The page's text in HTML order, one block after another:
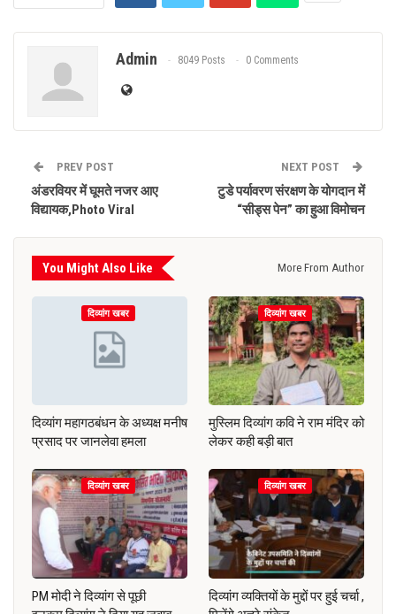
Admin 8049 Posts 0 Comments
PREV POST
अंडरवियर में घूमते नजर आए
विद्यायक,Photo Viral
NEXT POST
टुडे पर्यावरण संरक्षण के योगदान में
“सीड्स पेन” का हुआ विमोचन
You Might Also Like More From Author
दिव्यांग खबर
दिव्यांग महागठबंधन के अध्यक्ष मनीष
प्रसाद पर जानलेवा हमला
दिव्यांग खबर
मुस्लिम दिव्यांग कवि ने राम मंदिर को
लेकर कही बड़ी बात
दिव्यांग खबर
PM मोदी ने दिव्यांग से पूछी
दिव्यांग खबर
दिव्यांग व्यक्तियों के मुद्दों पर हुई चर्चा ,